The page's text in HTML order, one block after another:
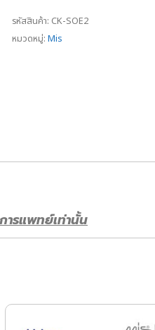
รหัสสินค้า: CK-SOE2
หมวดหมู่: Mis
ารแพทย์เท่านั้น